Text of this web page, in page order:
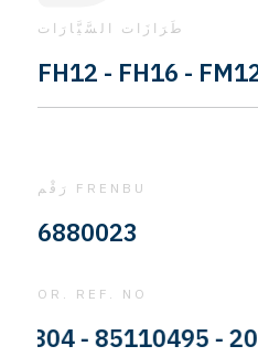
طَرَازَات السَّيَّارَات
FH12 - FH16 -
رَقْم FRENBU
6880023
OR. REF. NO
- 85110495 -